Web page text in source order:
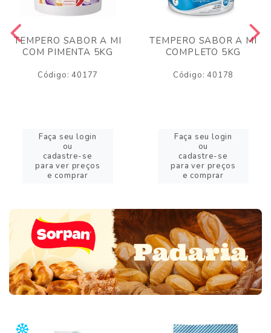
TEMPERO SABOR A MI
COM PIMENTA 5KG
Código: 40177
Faça seu login
ou
cadastre-se
para ver preços
e comprar
TEMPERO SABOR A MI
COMPLETO 5KG
Código: 40178
Faça seu login
ou
cadastre-se
para ver preços
e comprar